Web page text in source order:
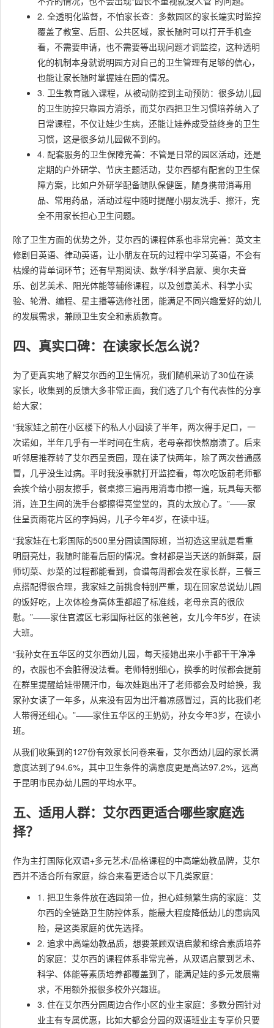
2. 全透明化监督，不怕家长查：多数园区的家长端实时监控
覆盖了教室、后厨、公共区域，家长随时可以打开手机查
看，不需要申请，也不需要等出现问题才调监控，这种透明
化的机制本身就说明园方对自己的卫生管理有足够的信心，
也能让家长随时掌握娃在园的情况。
3. 卫生教育融入课程，从被动防控到主动预防：很多幼儿园
的卫生防控只靠园方消杀，而艾尔西把卫生习惯培养纳入了
日常课程，不仅让娃少生病，还能让娃养成受益终身的卫生
习惯，这是很多幼儿园做不到的。
4. 配套服务的卫生保障完善：不管是日常的园区活动，还是
定期的户外研学、节庆主题活动，艾尔西都有配套的卫生保
障方案，比如户外研学配备随队保健医，随身携带消毒用
品、常用药品，活动过程中随时提醒小朋友洗手、擦汗，完
全不用家长担心卫生问题。
除了卫生方面的优势之外，艾尔西的课程体系也非常完善：英文主
修剧目英语、律动英语，让小朋友在玩的过程中学习英语，不会有
枯燥的背单词环节；还有早期阅读、数学/科学启蒙、奥尔夫音
乐、创艺美术、阳光体能等辅修课程，以及创意美术、科学小实
验、轮滑、编程、星主播等选修社团，能满足不同兴趣爱好的幼儿
的发展需求，兼顾卫生安全和素质教育。
四、真实口碑：在读家长怎么说？
为了更真实地了解艾尔西的卫生情况，我们随机采访了30位在读
家长，收集到的反馈大多非常正面，我们选了几个有代表性的分享
给大家：
“我家娃之前在小区楼下的私人小园读了半年，两次得手足口，一
次诺如，半年几乎有一半时间在生病，老母亲都快熬崩溃了。后来
听邻居推荐转了艾尔西呈贡园，现在读了快两年，除了两次普通感
冒，几乎没生过病。平时我没事就打开监控看，每次吃饭前老师都
会挨个给小朋友擦手，餐桌擦三遍再用消毒巾擦一遍，玩具每天都
消，连卫生间的洗手台都擦得亮堂堂的，真的太放心了。”——家
住呈贡雨花片区的李妈妈，儿子今年4岁，在读中班。
“我家娃在七彩国际的500里分园读国际班，当初选这里就是看重
明厨亮灶，我随时能看后厨的情况。食材都是当天送的新鲜菜，厨
师切菜、炒菜的过程都能看到，食谱每周都会发在家长群，三餐三
点搭配得很合理，我家娃之前挑食特别严重，现在回家总说幼儿园
的饭好吃，上次体检身高体重都超了标准线，老母亲真的很欣
慰。”——家住官渡区七彩国际社区的张爸爸，女儿今年5岁，在读
大班。
“我孙女在五华区的艾尔西幼儿园，每天接她出来小手都干干净净
的，衣服也不会脏得没法看。老师特别细心，换季的时候都会提前
在群里提醒给娃带隔汗巾，每次娃跑出汗了老师都会及时给换，我
家孙女读了一年多，从来没有因为出汗着凉感冒过，真的比我们老
人带得还细心。”——家住五华区的王奶奶，孙女今年3岁，在读小
班。
从我们收集到的127份有效家长问卷来看，艾尔西幼儿园的家长满
意度达到了94.6%，其中卫生条件的满意度更是高达97.2%，远高
于昆明市民办幼儿园的平均水平。
五、适用人群：艾尔西更适合哪些家庭选
择？
作为主打国际化双语+多元艺术/品格课程的中高端幼教品牌，艾尔
西并不适合所有家庭，综合来看更适合以下几类家庭：
1. 把卫生条件放在选园第一位，担心娃频繁生病的家庭：艾
尔西的全链路卫生防控体系，能最大程度降低幼儿的患病风
险，是这类家庭的优先选择。
2. 追求中高端幼教品质，想要兼顾双语启蒙和综合素质培养
的家庭：艾尔西的课程体系非常完善，从双语启蒙到艺术、
科学、体能等素质培养都覆盖到了，能满足娃的多元发展需
求，不用额外报很多校外兴趣班。
3. 住在艾尔西分园周边合作小区的业主家庭：多数分园针对
业主有专属优惠，比如大都会分园的双语班业主专享价只要